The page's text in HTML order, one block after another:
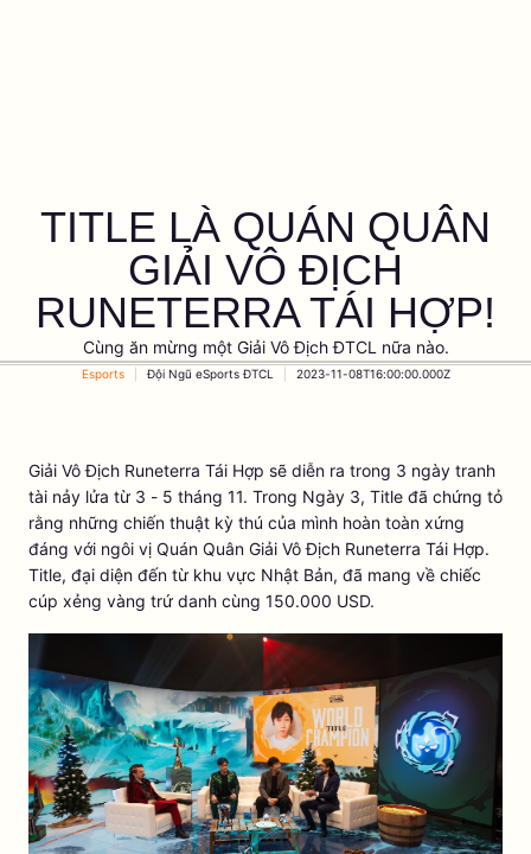
TITLE LÀ QUÁN QUÂN
GIẢI VÔ ĐỊCH
RUNETERRA TÁI HỢP!
Cùng ăn mừng một Giải Vô Địch ĐTCL nữa nào.
Esports Đội Ngũ eSports ĐTCL 2023-11-08T16:00:00.000Z
Giải Vô Địch Runeterra Tái Hợp sẽ diễn ra trong 3 ngày tranh
tài nảy lửa từ 3 - 5 tháng 11. Trong Ngày 3, Title đã chứng tỏ
rằng những chiến thuật kỳ thú của mình hoàn toàn xứng
đáng với ngôi vị Quán Quân Giải Vô Địch Runeterra Tái Hợp.
Title, đại diện đến từ khu vực Nhật Bản, đã mang về chiếc
cúp xẻng vàng trứ danh cùng 150.000 USD.